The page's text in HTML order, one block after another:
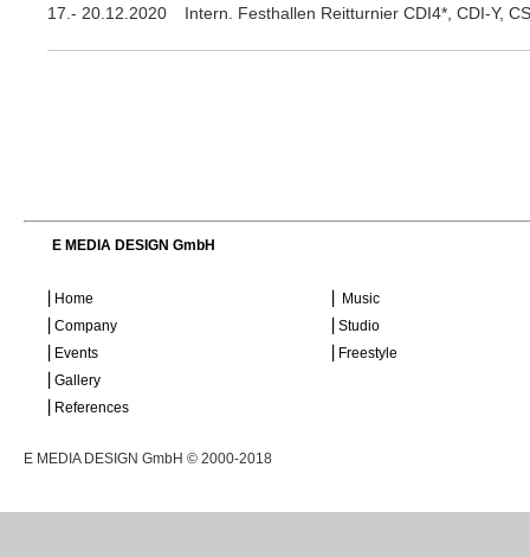
17.- 20.12.2020
Intern. Festhallen Reitturnier CDI4*, CDI-Y,
E MEDIA DESIGN GmbH
⎜Home
⎜Company
⎜Events
⎜Gallery
⎜References
⎜ Music
⎜Studio
⎜Freestyle
E MEDIA DESIGN GmbH © 2000-2018